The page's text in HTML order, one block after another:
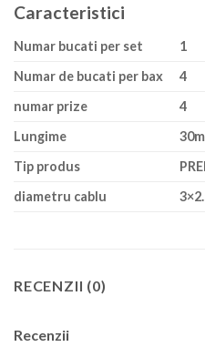
Caracteristici
Numar bucati per set
1
Numar de bucati per bax
4
numar prize
4
Lungime
30m
Tip produs
diametru cablu
RECENZII (0)
Recenzii